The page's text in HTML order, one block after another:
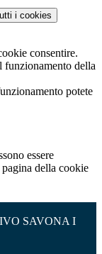
i cookies
consentire.
funzionamento della
potete
essere
della cookie
SAVONA I